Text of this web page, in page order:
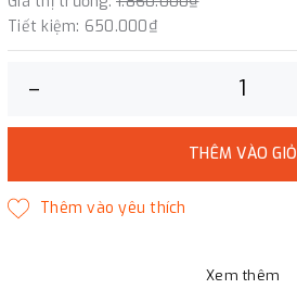
Tiết kiệm: 650.000₫
–
THÊM VÀO GIỎ
Xem thêm